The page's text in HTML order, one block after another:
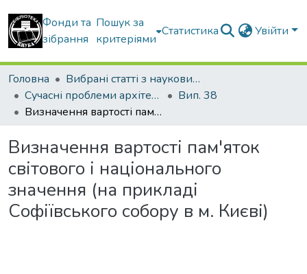
Фонди та
зібрання
Пошук за
критеріями
Статистика Увійти
Головна
Вибрані статті з наукових збірників КНУБА
Сучасні проблеми архітектури та містобудування
Вип. 38
Визначення вартості пам'яток світового і національного значення (на прикладі Софіївського собору в м. Києві)
Визначення вартості пам'яток
світового і національного
значення (на прикладі
Софіївського собору в м. Києві)